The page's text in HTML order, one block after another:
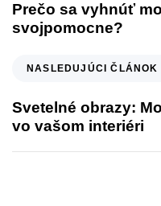
Prečo sa vyhnúť
svojpomocne?
NASLEDUJÚCI ČLÁNOK
Svetelné obrazy:
vo vašom interiéri